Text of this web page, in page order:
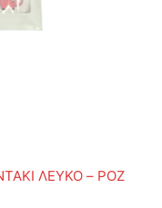
ΛΕΥΚΟ – ΡΟΖ